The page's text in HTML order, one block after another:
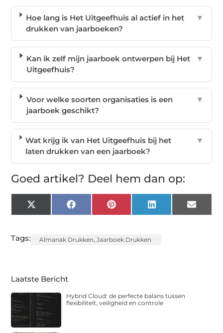
Hoe lang is Het Uitgeefhuis al actief in het
drukken van jaarboeken?
▼
Kan ik zelf mijn jaarboek ontwerpen bij Het
Uitgeefhuis?
▼
Voor welke soorten organisaties is een
jaarboek geschikt?
▼
Wat krijg ik van Het Uitgeefhuis bij het
laten drukken van een jaarboek?
▼
Goed artikel? Deel hem dan op:
X
(Twitter)
FacebookPinterest LinkedIn Email
Tags: Almanak Drukken ,Jaarboek Drukken
Laatste Bericht
Hybrid Cloud: de perfecte balans tussen
flexibiliteit, veiligheid en controle